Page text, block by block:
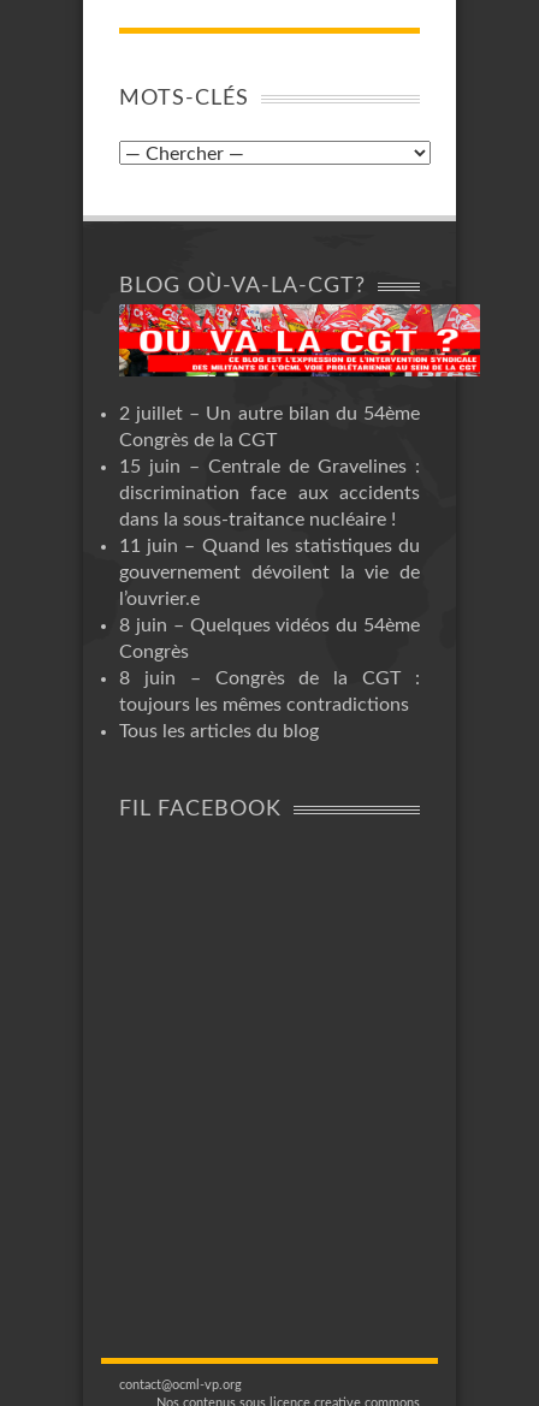
MOTS-CLÉS
BLOG OÙ-VA-LA-CGT?
2 juillet – Un autre bilan du 54ème
Congrès de la CGT
15 juin – Centrale de Gravelines :
discrimination face aux accidents
dans la sous-traitance nucléaire !
11 juin – Quand les statistiques du
gouvernement dévoilent la vie de
l’ouvrier.e
8 juin – Quelques vidéos du 54ème
Congrès
8 juin – Congrès de la CGT :
toujours les mêmes contradictions
Tous les articles du blog
FIL FACEBOOK
contact@ocml-vp.org
Nos contenus sous licence creative commons